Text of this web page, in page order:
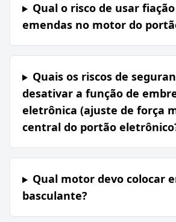
Qual o risco de usar
emendas no motor do
Quais os riscos de
desativar a função de
eletrônica (ajuste de força
central do portão
Qual motor devo colocar
basculante?